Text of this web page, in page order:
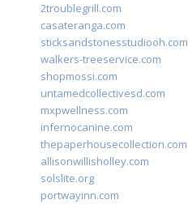
2troublegrill.com
casateranga.com
sticksandstonesstudiooh.com
walkers-treeservice.com
shopmossi.com
untamedcollectivesd.com
mxpwellness.com
infernocanine.com
thepaperhousecollection.com
allisonwillisholley.com
solslite.org
portwayinn.com